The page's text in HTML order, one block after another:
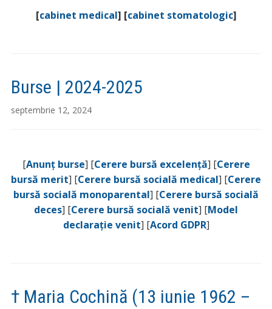
[cabinet medical] [cabinet stomatologic]
Burse | 2024-2025
septembrie 12, 2024
[Anunț burse] [Cerere bursă excelență] [Cerere
bursă merit] [Cerere bursă socială medical] [Cerere
bursă socială monoparental] [Cerere bursă socială
deces] [Cerere bursă socială venit] [Model
declarație venit] [Acord GDPR]
† Maria Cochină (13 iunie 1962 –